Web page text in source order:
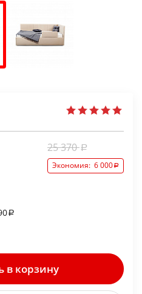
25 370
Экономия: 6 000
в корзину